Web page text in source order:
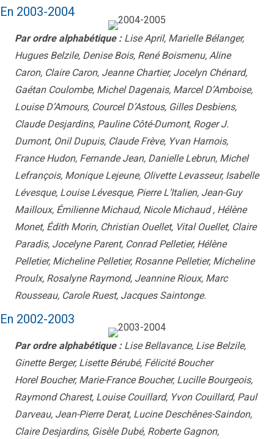
En 2003-2004
Par ordre alphabétique :Lise April, Marielle Bélanger,
Hugues Belzile, Denise Bois, René Boismenu, Aline
Caron, Claire Caron, Jeanne Chartier, Jocelyn Chénard,
Gaétan Coulombe, Michel Dagenais, Marcel D’Amboise,
Louise D’Amours, Courcel D’Astous, Gilles Desbiens,
Claude Desjardins, Pauline Côté-Dumont, Roger J.
Dumont, Onil Dupuis, Claude Frève, Yvan Harnois,
France Hudon, Fernande Jean, Danielle Lebrun, Michel
Lefrançois, Monique Lejeune, Olivette Levasseur, Isabelle
Lévesque, Louise Lévesque, Pierre L’Italien, Jean-Guy
Mailloux, Émilienne Michaud, Nicole Michaud , Hélène
Monet, Édith Morin, Christian Ouellet, Vital Ouellet, Claire
Paradis, Jocelyne Parent, Conrad Pelletier, Hélène
Pelletier, Micheline Pelletier, Rosanne Pelletier, Micheline
Proulx, Rosalyne Raymond, Jeannine Rioux, Marc
Rousseau, Carole Ruest, Jacques Saintonge.
En 2002-2003
Par ordre alphabétique :Lise Bellavance, Lise Belzile,
Ginette Berger, Lisette Bérubé, Félicité Boucher
Horel Boucher, Marie-France Boucher, Lucille Bourgeois,
Raymond Charest, Louise Couillard, Yvon Couillard, Paul
Darveau, Jean-Pierre Derat, Lucine Deschênes-Saindon,
Claire Desjardins, Gisèle Dubé, Roberte Gagnon,